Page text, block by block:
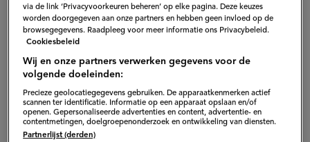
via de link ‘Privacyvoorkeuren beheren’ op elke pagina. Deze keuzes
worden doorgegeven aan onze partners en hebben geen invloed op de
browsegegevens. Raadpleeg voor meer informatie ons Privacybeleid.
Cookiesbeleid
Wij en onze partners verwerken gegevens voor de
volgende doeleinden:
Precieze geolocatiegegevens gebruiken. De apparaatkenmerken actief
scannen ter identificatie. Informatie op een apparaat opslaan en/of
openen. Gepersonaliseerde advertenties en content, advertentie- en
contentmetingen, doelgroepenonderzoek en ontwikkeling van diensten.
Partnerlijst (derden)